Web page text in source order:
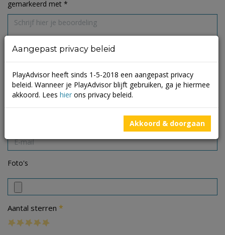
gemarkeerd met *
Foto's
Aantal sterren *
Aangepast privacy beleid
PlayAdvisor heeft sinds 1-5-2018 een aangepast privacy
beleid. Wanneer je PlayAdvisor blijft gebruiken, ga je hiermee
akkoord. Lees hier ons privacy beleid.
Akkoord & doorgaan